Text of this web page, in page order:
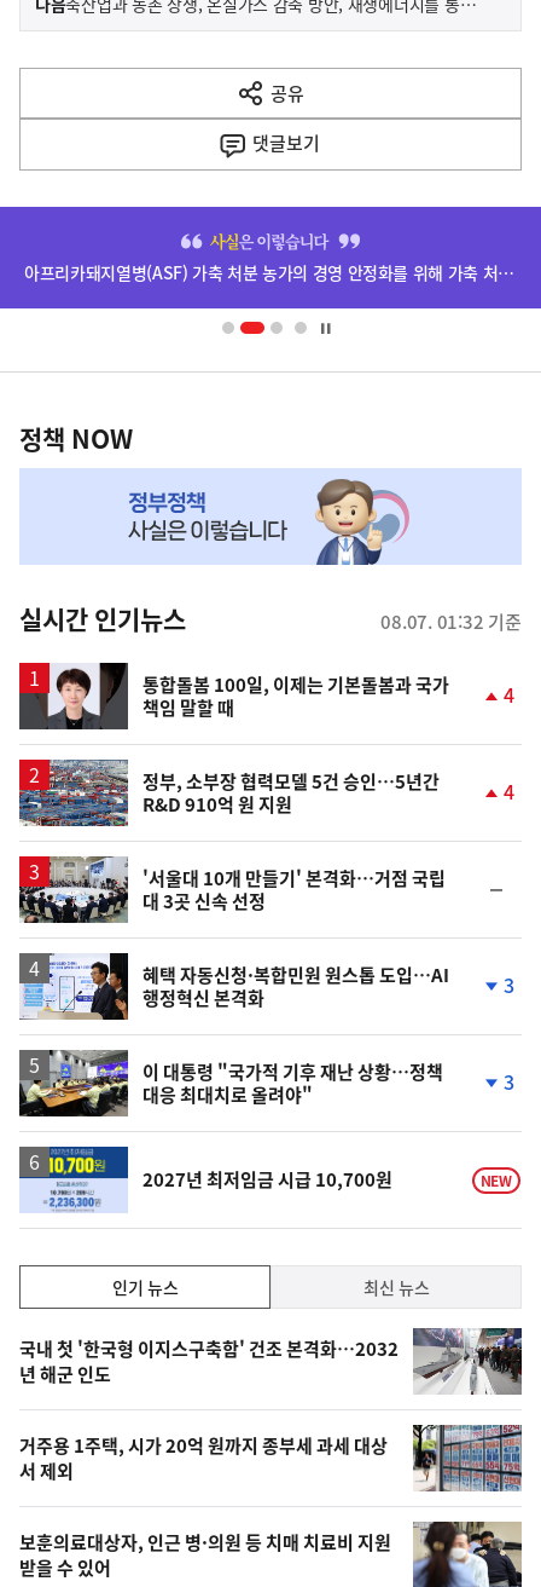
전
다
음
사
공유
열
기
댓글보기
영
아프리카돼지열병(ASF) 가축 처분 농가의 경영 안정화를 위해 가축 처분 보상금을 신속하게 지급하겠습니다.
책
NOW,
뉴
스
정책 NOW
실시간 인기뉴스 08.07. 01:32 기준
통합돌봄 100일, 이제는 기본돌봄과 국가
책임 말할 때
4
정부, 소부장 협력모델 5건 승인…5년간
R&D 910억 원 지원
4
'서울대 10개 만들기' 본격화…거점 국립
대 3곳 신속 선정
일
혜택 자동신청·복합민원 원스톱 도입…AI
행정혁신 본격화
3
이 대통령 "국가적 기후 재난 상황…정책
대응 최대치로 올려야"
락
3
2027년 최저임금 시급 10,700원 NEW
기,
최
신,
늘
의
영
상
인기 뉴스 최신 뉴스
기
뉴
스
국내 첫 '한국형 이지스구축함' 건조 본격화…2032
년 해군 인도
거주용 1주택, 시가 20억 원까지 종부세 과세 대상
서 제외
보훈의료대상자, 인근 병·의원 등 치매 치료비 지원
받을 수 있어